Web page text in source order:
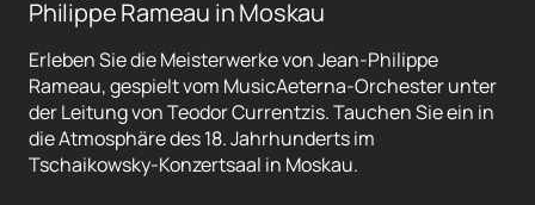
Philippe Rameau in Moskau
Erleben Sie die Meisterwerke von Jean-Philippe
Rameau, gespielt vom MusicAeterna-Orchester unter
der Leitung von Teodor Currentzis. Tauchen Sie ein in
die Atmosphäre des 18. Jahrhunderts im
Tschaikowsky-Konzertsaal in Moskau.